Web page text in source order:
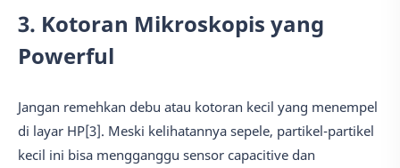
3. Kotoran Mikroskopis yang
Powerful
Jangan remehkan debu atau kotoran kecil yang menempel
di layar HP[3]. Meski kelihatannya sepele, partikel-partikel
kecil ini bisa mengganggu sensor capacitive dan